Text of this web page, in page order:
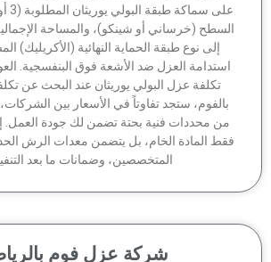
على
(خرساني أو شينكو)، والمساحة الإجمالية للمبنى،
إلى نوع طبقة الحماية النهائية (الأكريليك)
العزل ضد الأشعة فوق البنفسجية. العوامل
تكلفة عزل البولي يوريثان عند البحث عن تكلفة عزل
ستجد تفاوتاً في الأسعار بين الشركات، وهذا
محددات فنية بحتة تضمن لك جودة العمل. إن السعر
المادة الخام، بل يتضمن معدات الرش الحديثة،
المتخصصين، وضمانات ما بعد التنفيذ التي
شركة عزل فوم بالرياض؟